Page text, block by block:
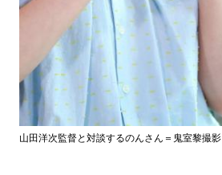
山田洋次監督と対談するのんさん＝鬼室黎撮影